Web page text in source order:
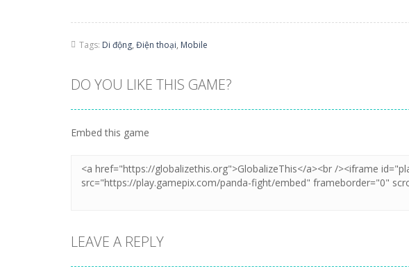
Tags: Di động, Điện thoại, Mobile
DO YOU LIKE THIS GAME?
Embed this game
LEAVE A REPLY